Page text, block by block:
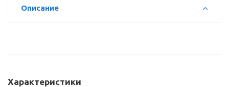
Описание
Характеристики